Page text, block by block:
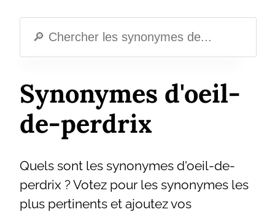
Synonymes d'oeil-
de-perdrix
Quels sont les synonymes d'oeil-de-
perdrix ? Votez pour les synonymes les
plus pertinents et ajoutez vos